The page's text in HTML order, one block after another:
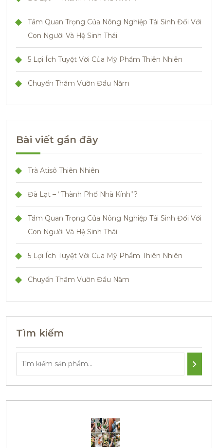
Tầm Quan Trọng Của Nông Nghiệp Tái Sinh Đối Với
Con Người Và Hệ Sinh Thái
5 Lợi Ích Tuyệt Vời Của Mỹ Phẩm Thiên Nhiên
Chuyến Thăm Vườn Đầu Năm
Bài viết gần đây
Trà Atisô Thiên Nhiên
Đà Lạt – “Thành Phố Nhà Kính”?
Tầm Quan Trọng Của Nông Nghiệp Tái Sinh Đối Với
Con Người Và Hệ Sinh Thái
5 Lợi Ích Tuyệt Vời Của Mỹ Phẩm Thiên Nhiên
Chuyến Thăm Vườn Đầu Năm
Tìm kiếm